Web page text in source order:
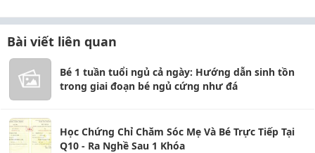
Bài viết liên quan
Bé 1 tuần tuổi ngủ cả ngày: Hướng dẫn sinh tồn
trong giai đoạn bé ngủ cứng như đá
Học Chứng Chỉ Chăm Sóc Mẹ Và Bé Trực Tiếp Tại
Q10 - Ra Nghề Sau 1 Khóa